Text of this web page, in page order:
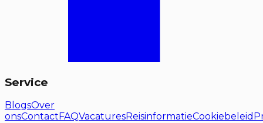
Service
BlogsOver
onsContact FAQVacaturesReisinformatieCookiebeleid